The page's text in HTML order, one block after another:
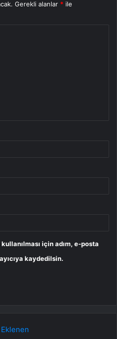
Gerekli alanlar * ile
için adım, e-posta
kaydedilsin.